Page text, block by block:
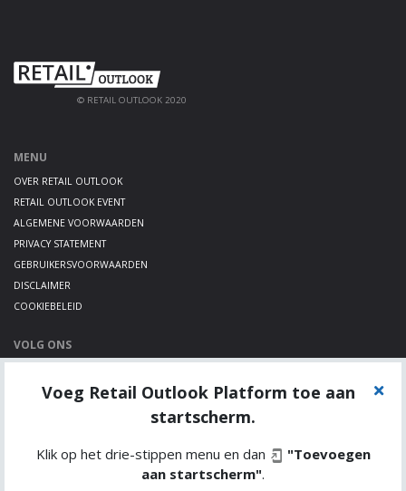
© RETAIL OUTLOOK 2020
MENU
OVER RETAIL OUTLOOK
RETAIL OUTLOOK EVENT
ALGEMENE VOORWAARDEN
PRIVACY STATEMENT
GEBRUIKERSVOORWAARDEN
DISCLAIMER
COOKIEBELEID
VOLG ONS
TWITTER
Voeg Retail Outlook Platform toe aan
startscherm.
Klik op het drie-stippen menu en dan
"Toevoegen
aan startscherm".